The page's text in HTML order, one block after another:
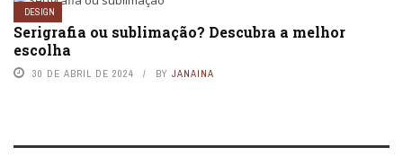
DESIGN
Serigrafia ou sublimação? Descubra a melhor
escolha
30 DE ABRIL DE 2024 BY JANAINA